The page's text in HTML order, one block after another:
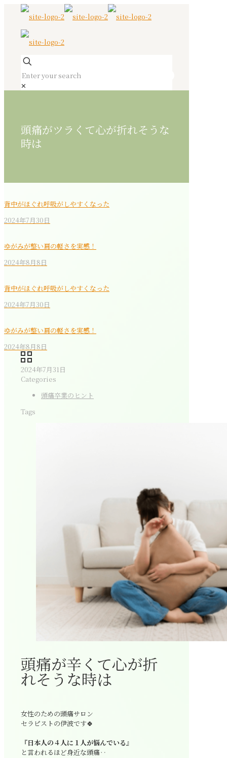
✕
頭痛がツラくて心が折れそうな
時は
背中がほぐれ呼吸がしやすくなった
2024年7月30日
ゆがみが整い肩の軽さを実感！
2024年8月8日
背中がほぐれ呼吸がしやすくなった
2024年7月30日
ゆがみが整い肩の軽さを実感！
2024年8月8日
2024年7月31日
Categories
頭痛卒業のヒント
Tags
頭痛が辛くて心が折
れそうな時は
女性のための頭痛サロン
セラピストの伊波です🍀
『日本人の４人に１人が悩んでいる』
と言われるほど身近な頭痛‥